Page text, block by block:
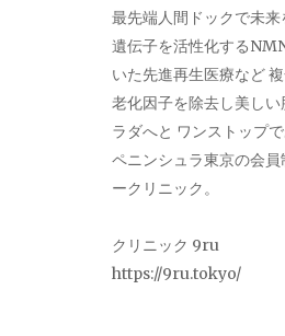
最先端人間ドックで未
遺伝子を活性化する
いた先進再生医療など
老化因子を除去し美しい
ラダへと ワンストップ
ペニンシュラ東京の会員
ークリニック。
クリニック 9ru
https://9ru.tokyo/